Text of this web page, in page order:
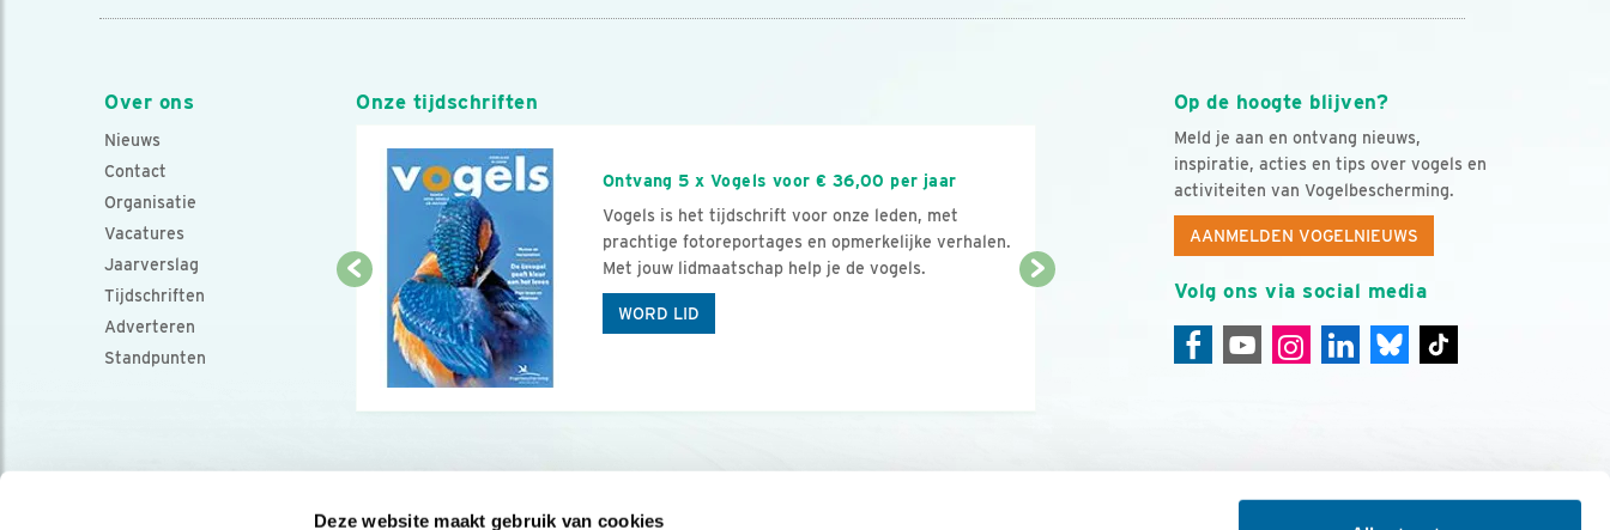
Deze website maakt gebruik van cookies
Over ons
Nieuws
Contact
Organisatie
Vacatures
Jaarverslag
Tijdschriften
Adverteren
Standpunten
Op de hoogte blijven?
Meld je aan en ontvang nieuws,
inspiratie, acties en tips over vogels en
activiteiten van Vogelbescherming.
AANMELDEN VOGELNIEUWS
Volg ons via social media
Onze tijdschriften
Ontvang 5 x Vogels voor € 36,00 per jaar
Vogels is het tijdschrift voor onze leden, met
prachtige fotoreportages en opmerkelijke verhalen.
Met jouw lidmaatschap help je de vogels.
WORD LID